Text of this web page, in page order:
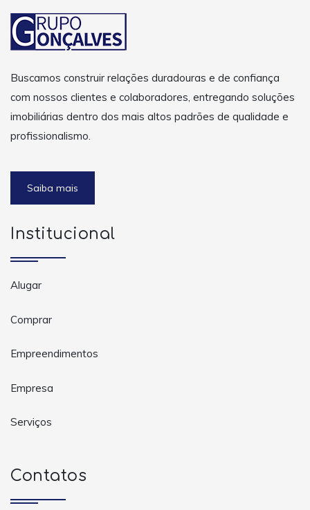
Buscamos construir relações duradouras e de confiança
com nossos clientes e colaboradores, entregando soluções
imobiliárias dentro dos mais altos padrões de qualidade e
profissionalismo.
Saiba mais
Institucional
Alugar
Comprar
Empreendimentos
Empresa
Serviços
Contatos